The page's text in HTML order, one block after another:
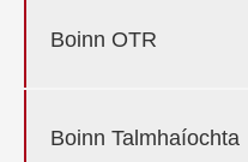
Boinn OTR
Boinn Talmhaíochta